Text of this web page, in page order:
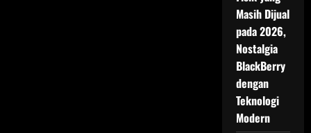
Masih Dijual
pada 2026,
Nostalgia
BlackBerry
dengan
Teknologi
Modern